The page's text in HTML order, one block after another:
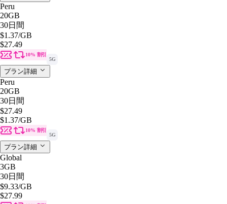
Peru
20GB
30日間
$1.37/GB
$27.49
10% 割引
5G
プラン詳細
Peru
20GB
30日間
$27.49
$1.37/GB
10% 割引
5G
プラン詳細
Global
3GB
30日間
$9.33/GB
$27.99